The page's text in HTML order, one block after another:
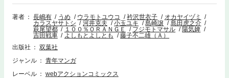
ミ、カラスヤサトシ、河井克夫、小玉ユキ、島崎譲、島田虎之介、萩尾望
都、100%ORANGE、フジモトマサル、陽気婢、吉田戦車、よしもとよし
ともに加え、藤子不二雄Aが表紙イラストを描きます。※2012年に光文社
から発売された同書籍の電子版になります。
著者 長嶋有 うめ ウラモトユウコ 衿沢世衣子
オカヤイヅミ
カラスヤサトシ
河井克夫 小玉ユキ 島崎譲
島田虎之介
萩尾望都
１００％ＯＲＡＮＧＥ フジモトマサル
陽気婢
吉田戦車
よしもとよしとも
藤子不二雄（Ａ）
出版社
双葉社
ジャンル
青年マンガ
レーベル
webアクションコミックス